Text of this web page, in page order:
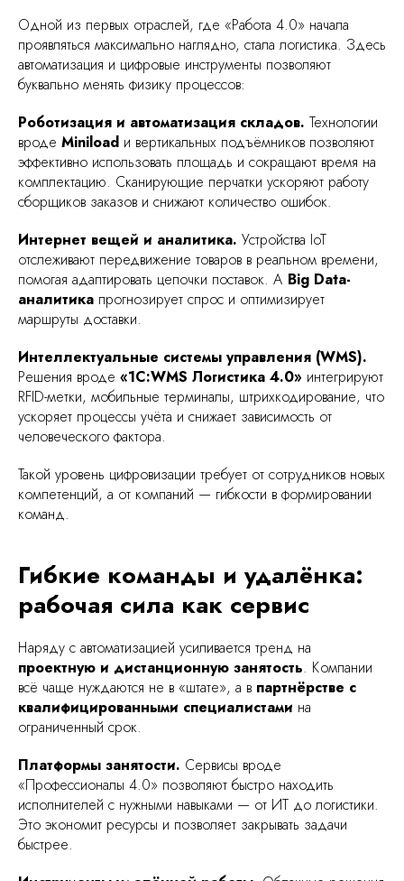
Одной из первых отраслей, где «Работа 4.0» начала
проявляться максимально наглядно, стала логистика. Здесь
автоматизация и цифровые инструменты позволяют
буквально менять физику процессов:
Роботизация и автоматизация складов. Технологии
вроде Miniload и вертикальных подъёмников позволяют
эффективно использовать площадь и сокращают время на
комплектацию. Сканирующие перчатки ускоряют работу
сборщиков заказов и снижают количество ошибок.
Интернет вещей и аналитика. Устройства IoT
отслеживают передвижение товаров в реальном времени,
помогая адаптировать цепочки поставок. А Big Data-
аналитика прогнозирует спрос и оптимизирует
маршруты доставки.
Интеллектуальные системы управления (WMS).
Решения вроде «1С:WMS Логистика 4.0» интегрируют
RFID-метки, мобильные терминалы, штрихкодирование, что
ускоряет процессы учёта и снижает зависимость от
человеческого фактора.
Такой уровень цифровизации требует от сотрудников новых
компетенций, а от компаний — гибкости в формировании
команд.
Гибкие команды и удалёнка:
рабочая сила как сервис
Наряду с автоматизацией усиливается тренд на
проектную и дистанционную занятость. Компании
всё чаще нуждаются не в «штате», а в партнёрстве с
квалифицированными специалистами на
ограниченный срок.
Платформы занятости. Сервисы вроде
«Профессионалы 4.0» позволяют быстро находить
исполнителей с нужными навыками — от ИТ до логистики.
Это экономит ресурсы и позволяет закрывать задачи
быстрее.
легко масштабировать под
низкая текучка